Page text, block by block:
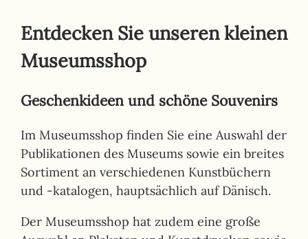
Entdecken Sie unseren kleinen
Museumsshop
Geschenkideen und schöne Souvenirs
Im Museumsshop finden Sie eine Auswahl der
Publikationen des Museums sowie ein breites
Sortiment an verschiedenen Kunstbüchern
und -katalogen, hauptsächlich auf Dänisch.
Der Museumsshop hat zudem eine große